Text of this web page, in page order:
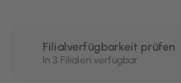
Filialverfügbarkeit prüfen
In 3 Filialen verfügbar